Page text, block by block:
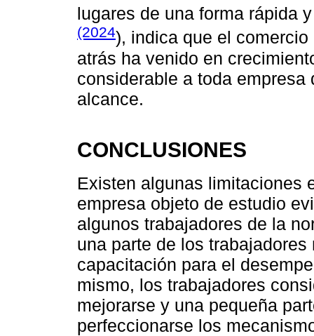
lugares de una forma rápida
(2024), indica que el
atrás ha venido en
considerable a toda
alcance.
CONCLUSIONES
Existen algunas limitaciones
empresa objeto de estudio
algunos trabajadores de la
una parte de los
capacitación para el
mismo, los trabajadores
mejorarse y una pequeña
perfeccionarse los